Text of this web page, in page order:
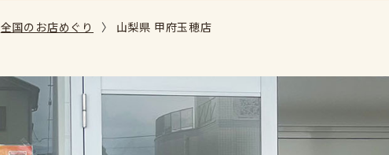
全国のお店めぐり 山梨県 甲府玉穂店